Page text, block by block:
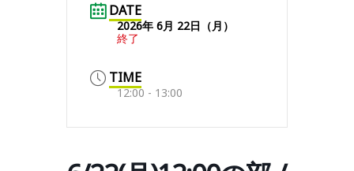
DATE
2026年 6月 22日（月）
終了
TIME
12:00 - 13:00